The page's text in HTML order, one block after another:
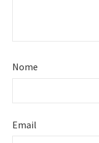
Nome
Email